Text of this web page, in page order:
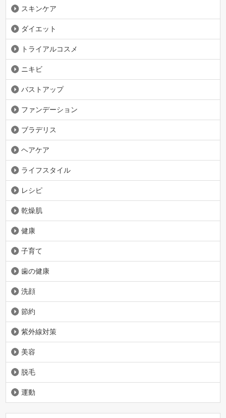
スキンケア
ダイエット
トライアルコスメ
ニキビ
バストアップ
ファンデーション
ブラデリス
ヘアケア
ライフスタイル
レシピ
乾燥肌
健康
子育て
歯の健康
洗顔
節約
紫外線対策
美容
脱毛
運動